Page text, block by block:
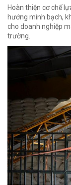
Hoàn thiện cơ chế
hướng minh bạch,
cho doanh nghiệp
trường.